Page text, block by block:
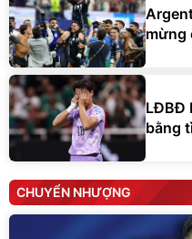
mừng
LĐBĐ
bằng
CHUYỂN NHƯỢNG